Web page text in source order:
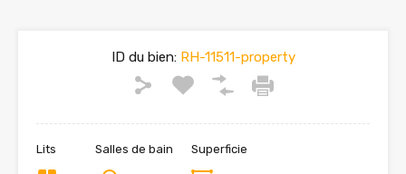
ID du bien:RH-11511-property
Lits Salles de bain Superficie